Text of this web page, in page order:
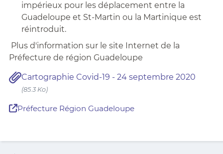
impérieux pour les déplacement entre la
Guadeloupe et St-Martin ou la Martinique est
réintroduit.
Plus d'information sur le site Internet de la
Préfecture de région Guadeloupe
Cartographie Covid-19 - 24 septembre 2020
(85.3 Ko)
Préfecture Région Guadeloupe